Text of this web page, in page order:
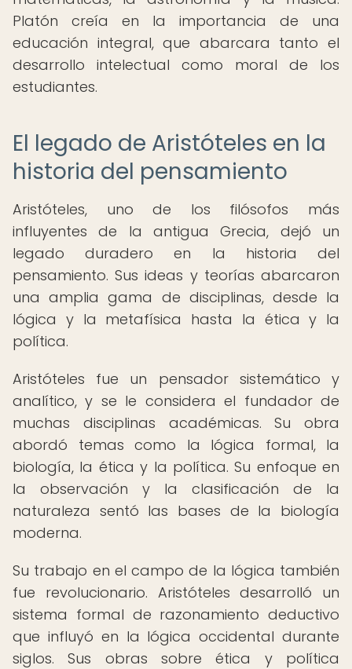
Platón creía en la importancia de una
educación integral, que abarcara tanto el
desarrollo intelectual como moral de los
estudiantes.
El legado de Aristóteles en la
historia del pensamiento
Aristóteles, uno de los filósofos más
influyentes de la antigua Grecia, dejó un
legado duradero en la historia del
pensamiento. Sus ideas y teorías abarcaron
una amplia gama de disciplinas, desde la
lógica y la metafísica hasta la ética y la
política.
Aristóteles fue un pensador sistemático y
analítico, y se le considera el fundador de
muchas disciplinas académicas. Su obra
abordó temas como la lógica formal, la
biología, la ética y la política. Su enfoque en
la observación y la clasificación de la
naturaleza sentó las bases de la biología
moderna.
Su trabajo en el campo de la lógica también
fue revolucionario. Aristóteles desarrolló un
sistema formal de razonamiento deductivo
que influyó en la lógica occidental durante
siglos. Sus obras sobre ética y política